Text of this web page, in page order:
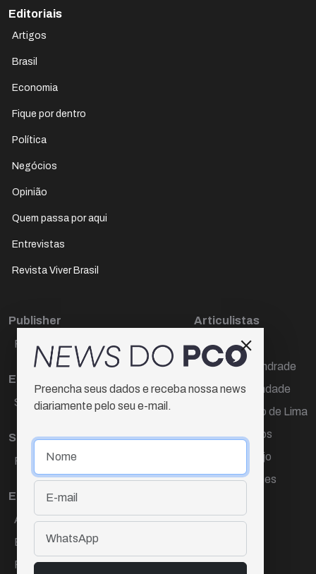
Editoriais
Artigos
Brasil
Economia
Fique por dentro
Política
Negócios
Opinião
Quem passa por aqui
Entrevistas
Revista Viver Brasil
Publisher
Paulo Cesar de Oliveira
Editora Chefe
Sueli Cotta
Sub-editora
Raquel Ayres
Equipe
Ana Lúcia Cortez
Eliane Hardy
Fernando Torres
Articulistas
Décio Freire
Dr Marcos Andrade
Hamilton Trindade
Igor Carvalho de Lima
Mario Campos
Renata Araújo
Wagner Gomes
Preencha seus dados e receba nossa news
diariamente pelo seu e-mail.